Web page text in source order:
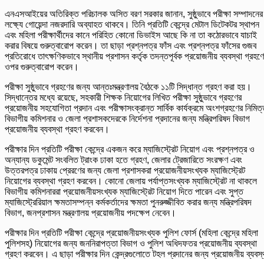
এনএসআইয়ের অতিরিক্ত পরিচালক অসিত বরণ সরকার জানান, সুষ্ঠুভাবে পরীক্ষা সম্পাদনের
লক্ষ্যে গোয়েন্দা নজরদারি অব্যাহত থাকবে। তিনি প্রতিটি কেন্দ্রে মেটাল ডিটেকটর স্থাপন
এবং মহিলা পরীক্ষার্থীদের কানে পরিহিত কোনো ডিভাইস আছে কি না তা কঠোরভাবে যাচাই
করার বিষয়ে গুরুত্বারোপ করেন। তা ছাড়া প্রশ্নপত্র ফাঁস এবং প্রশ্নপত্র ফাঁসের গুজব
প্রতিরোধে তাৎক্ষণিকভাবে স্থানীয় প্রশাসন কর্তৃক তদন্তপূর্বক প্রয়োজনীয় ব্যবস্থা
ওপর গুরুত্বারোপ করেন।
পরীক্ষা সুষ্ঠুভাবে গ্রহণের জন্য আন্তঃমন্ত্রণালয় বৈঠকে ১১টি সিদ্ধান্ত গ্রহণ করা হয়।
সিদ্ধান্তের মধ্যে রয়েছে, সহকারী শিক্ষক নিয়োগের লিখিত পরীক্ষা সুষ্ঠুভাবে গ্রহণের
প্রয়োজনীয় সহযোগিতা প্রদান এবং পরীক্ষাসংক্রান্ত সার্বিক কার্যক্রমে অংশগ্রহণের
বিভাগীয় কমিশনার ও জেলা প্রশাসকদেরকে নির্দেশনা প্রদানের জন্য মন্ত্রিপরিষদ বিভাগ
প্রয়োজনীয় ব্যবস্থা গ্রহণ করবেন।
পরীক্ষার দিন প্রতিটি পরীক্ষা কেন্দ্রে একজন করে ম্যাজিস্ট্রেট নিয়োগ এবং প্রশ্নপত্র ও
অন্যান্য ডকুমেন্ট সংবলিত ট্রাংক ঢাকা হতে গ্রহণ, জেলার ট্রেজারিতে সংরক্ষণ এবং
উত্তরপত্র ঢাকায় প্রেরণের জন্য জেলা প্রশাসকরা প্রয়োজনীয়সংখ্যক ম্যাজিস্ট্রেট
নিয়োগের ব্যবস্থা গ্রহণ করবেন। কোনো জেলায় পর্যাপ্তসংখ্যক ম্যাজিস্ট্রেট না থাকলে
বিভাগীয় কমিশনাররা প্রয়োজনীয়সংখ্যক ম্যাজিস্ট্রেট নিয়োগ দিতে পারেন এবং সুপ্ত
ম্যাজিস্ট্রেরিয়াল ক্ষমতাসম্পন্ন কর্মকর্তাদের ক্ষমতা পুনরুজ্জীবিত করার জন্য মন্ত্রিপরিষদ
বিভাগ, জনপ্রশাসন মন্ত্রণালয় প্রয়োজনীয় পদক্ষেপ নেবেন।
পরীক্ষার দিন প্রতিটি পরীক্ষা কেন্দ্রে প্রয়োজনীয়সংখ্যক পুলিশ ফোর্স (মহিলা কেন্দ্রে মহিলা
পুলিশসহ) নিয়োগের জন্য জননিরাপত্তা বিভাগ ও পুলিশ অধিদফতর প্রয়োজনীয় ব্যবস্থা
গ্রহণ করবেন। এ ছাড়া পরীক্ষার দিন কেন্দ্রগুলোতে টহল প্রদানের জন্য প্রয়োজনীয়